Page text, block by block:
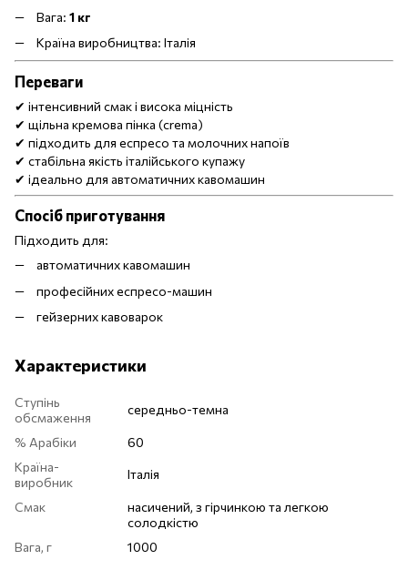
Вага: 1 кг
Країна виробництва: Італія
Переваги
✔ інтенсивний смак і висока міцність
✔ щільна кремова пінка (crema)
✔ підходить для еспресо та молочних напоїв
✔ стабільна якість італійського купажу
✔ ідеально для автоматичних кавомашин
Спосіб приготування
Підходить для:
автоматичних кавомашин
професійних еспресо-машин
гейзерних кавоварок
Характеристики
Ступінь
обсмаження
середньо-темна
% Арабіки
60
Країна-
виробник
Італія
Смак
насичений, з гірчинкою та легкою
солодкістю
Вага, г
1000